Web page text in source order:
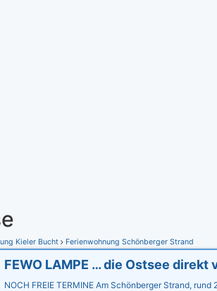
Kieler Bucht Ferienwohnung Schönberger Strand
FEWO LAMPE … die Ostsee direkt
NOCH FREIE TERMINE Am Schönberger Strand,